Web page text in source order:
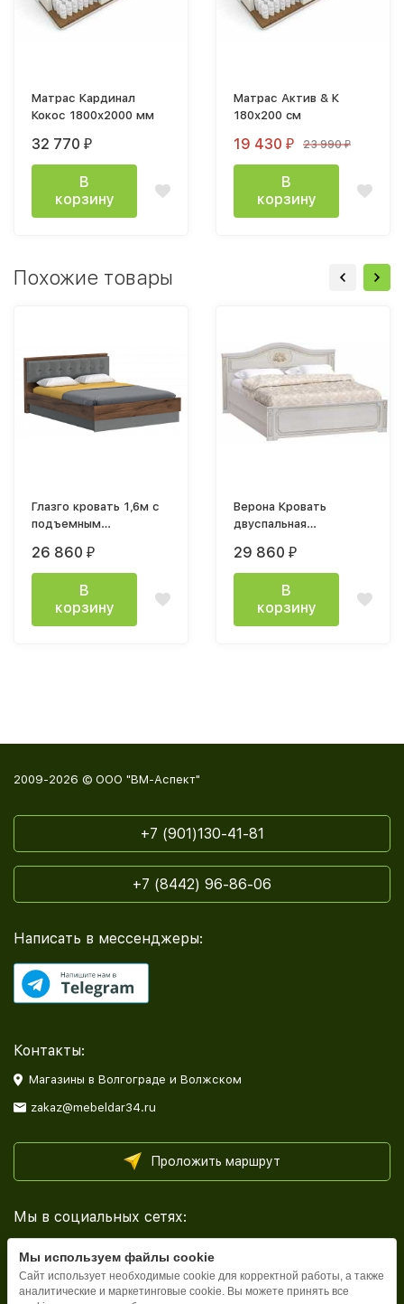
Матрас Кардинал
Кокос 1800х2000 мм
32 770 ₽
В
корзину
Матрас Актив & К
180х200 cм
19 430 ₽ 23 990₽
В
корзину
Похожие товары
Глазго кровать 1,6м с
подъемным
26 860 ₽
В
корзину
Верона Кровать
двуспальная
подъемным
механизмом
29 860 ₽
В
корзину
2009-2026 © ООО "ВМ-Аспект"
+7 (901)130-41-81
+7 (8442) 96-86-06
Написать в мессенджеры:
Контакты:
Магазины в Волгограде и Волжском
zakaz@mebeldar34.ru
Проложить маршрут
Мы в социальных сетях:
Мы используем файлы cookie
Сайт использует необходимые cookie для корректной работы, а также
аналитические и маркетинговые cookie. Вы можете принять все